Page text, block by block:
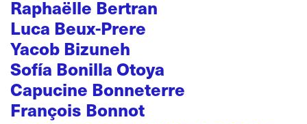
Raphaëlle Bertran
Luca Beux-Prere
Yacob Bizuneh
Sofía Bonilla Otoya
Capucine Bonneterre
François Bonnot